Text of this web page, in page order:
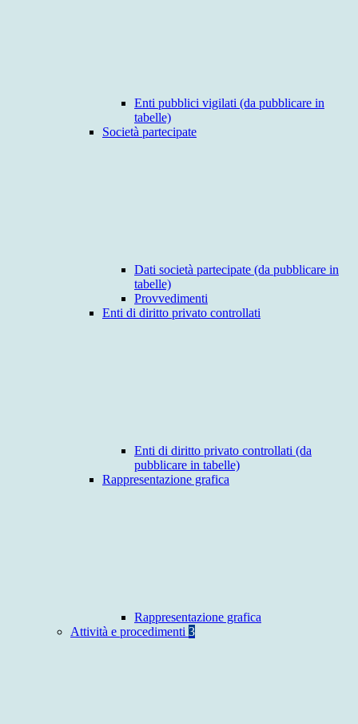
Enti pubblici vigilati (da pubblicare in
tabelle)
Società partecipate
Dati società partecipate (da pubblicare in
tabelle)
Provvedimenti
Enti di diritto privato controllati
Enti di diritto privato controllati (da
pubblicare in tabelle)
Rappresentazione grafica
Rappresentazione grafica
Attività e procedimenti 3